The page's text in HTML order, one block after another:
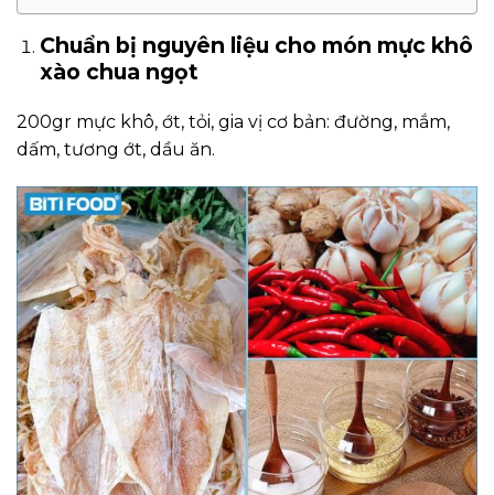
Chuẩn bị nguyên liệu cho món mực khô
xào chua ngọt
200gr mực khô, ớt, tỏi, gia vị cơ bản: đường, mắm,
dấm, tương ớt, dầu ăn.